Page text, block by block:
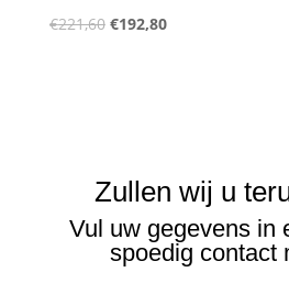
€221,60 Oorspronkelijke
€192,80Huidige
Zullen wij u
Vul uw gegevens in
spoedig contact